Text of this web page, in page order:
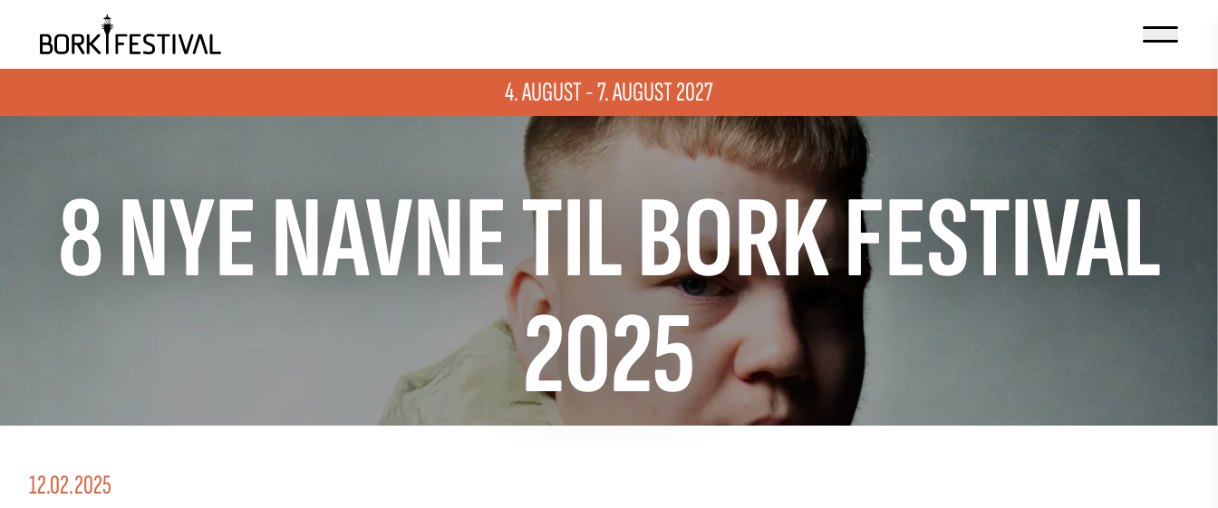
4. AUGUST - 7. AUGUST 2027
8 NYE NAVNE TIL BORK FESTIVAL
2025
12.02.2025